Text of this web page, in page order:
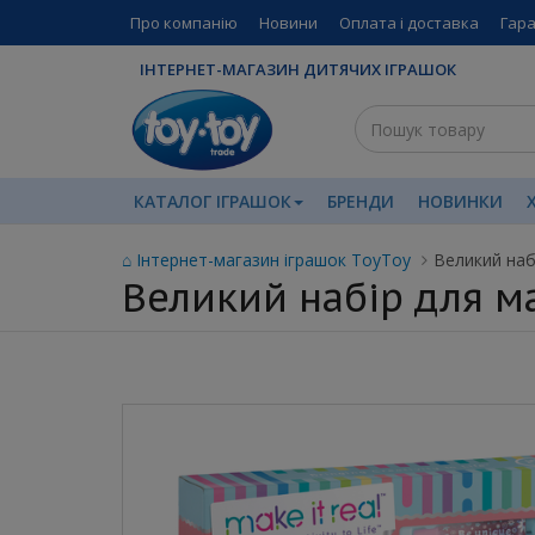
Про компанію Новини Оплата і доставка
ІНТЕРНЕТ-МАГАЗИН ДИТЯЧИХ ІГРАШОК
КАТАЛОГ ІГРАШОК БРЕНДИ НОВИНКИ
⌂ Інтернет-магазин іграшок ToyToy Великий
Великий набір для